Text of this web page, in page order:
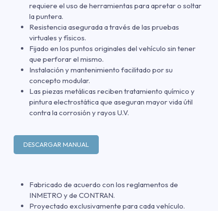
requiere el uso de herramientas para apretar o soltar
la puntera.
Resistencia asegurada a través de las pruebas
virtuales y físicos.
Fijado en los puntos originales del vehículo sin tener
que perforar el mismo.
Instalación y mantenimiento facilitado por su
concepto modular.
Las piezas metálicas reciben tratamiento químico y
pintura electrostática que aseguran mayor vida útil
contra la corrosión y rayos U.V.
DESCARGAR MANUAL
Fabricado de acuerdo con los reglamentos de
INMETRO y de CONTRAN.
Proyectado exclusivamente para cada vehículo.